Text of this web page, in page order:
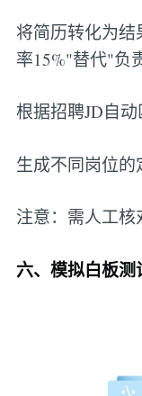
将简历转化为
率15%"替代"负
根据招聘JD自
生成不同岗位的
注意：需人工核
六、模拟白板测